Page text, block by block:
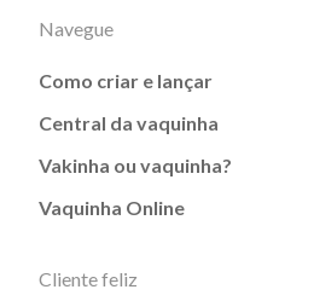
Navegue
Como criar e lançar
Central da vaquinha
Vakinha ou vaquinha?
Vaquinha Online
Cliente feliz